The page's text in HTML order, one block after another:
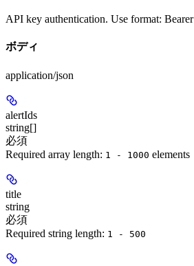
API key authentication. Use format:
ボディ
application/json
alertIds
string[]
必須
Required array length: 1 - 1000 elements
title
string
必須
Required string length: 1 - 500